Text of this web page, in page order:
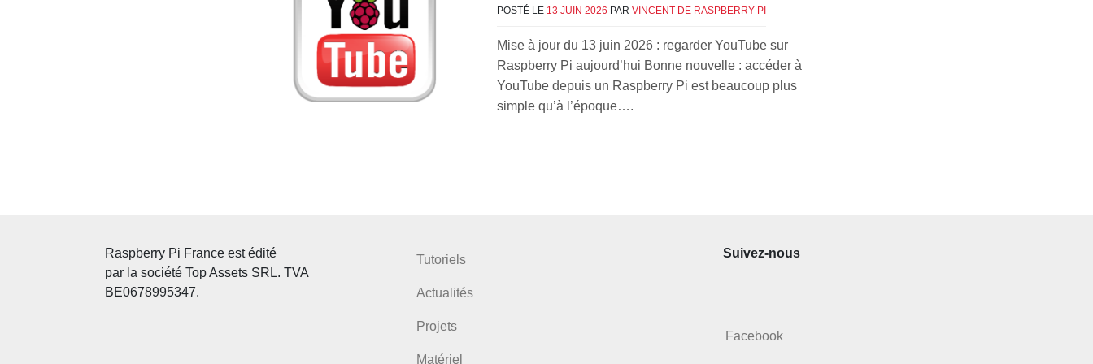
POSTÉ LE 13 JUIN 2026 PAR VINCENT DE RASPBERRY PI
Mise à jour du 13 juin 2026 : regarder YouTube sur
Raspberry Pi aujourd’hui Bonne nouvelle : accéder à
YouTube depuis un Raspberry Pi est beaucoup plus
simple qu’à l’époque….
Raspberry Pi France est édité
par la société Top Assets SRL. TVA
BE0678995347.
Tutoriels
Actualités
Projets
Matériel
Suivez-nous
Facebook